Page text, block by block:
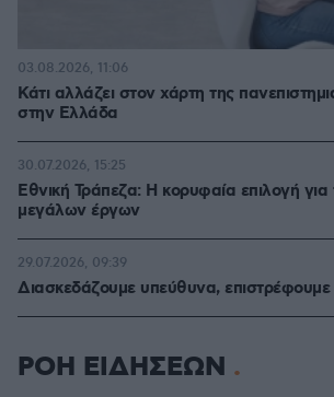
Κάτι αλλάζει στον χάρτη της
στην Ελλάδα
03.08.2026, 11:06
Εθνική Τράπεζα: Η κορυφαία επιλογή
μεγάλων έργων
30.07.2026, 15:25
Διασκεδάζουμε υπεύθυνα,
29.07.2026, 09:39
ΡΟΗ ΕΙΔΗΣΕΩΝ